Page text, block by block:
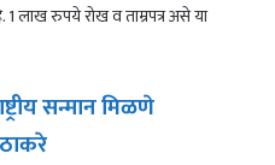
1 लाख रुपये रोख व ताम्रपत्र असे या
सन्मान मिळणे